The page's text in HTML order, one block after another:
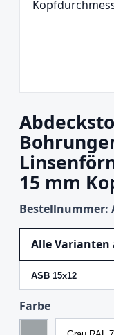
15 mm
Bestellnummer:
Alle Varianten
Farbe